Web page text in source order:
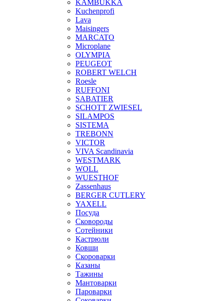
KAMBUKKA
Kuchenprofi
Lava
Maisingers
MARCATO
Microplane
OLYMPIA
PEUGEOT
ROBERT WELCH
Roesle
RUFFONI
SABATIER
SCHOTT ZWIESEL
SILAMPOS
SISTEMA
TREBONN
VICTOR
VIVA Scandinavia
WESTMARK
WOLL
WUESTHOF
Zassenhaus
BERGER CUTLERY
YAXELL
Посуда
Сковороды
Сотейники
Кастрюли
Ковши
Скороварки
Казаны
Тажины
Мантоварки
Пароварки